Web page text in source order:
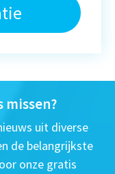
missen?
uit diverse
de belangrijkste
onze gratis